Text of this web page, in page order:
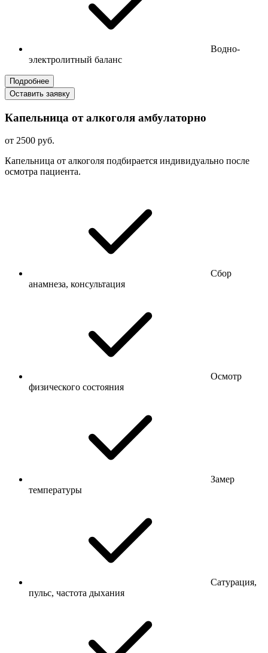
Водно-
электролитный баланс
Подробнее
Оставить заявку
Капельница от алкоголя амбулаторно
от 2500 руб.
Капельница от алкоголя подбирается индивидуально после
осмотра пациента.
Сбор
анамнеза, консультация
Осмотр
физического состояния
Замер
температуры
Сатурация,
пульс, частота дыхания